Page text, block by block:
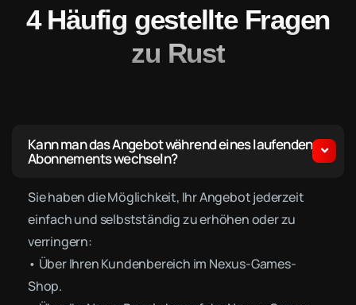
4 Häufig gestellte Fragen
zu Rust
Kann man das Angebot während eines laufenden
Abonnements wechseln?
Sie haben die Möglichkeit, Ihr Angebot jederzeit
einfach und selbstständig zu erhöhen oder zu
verringern:
• Über Ihren Kundenbereich im Nexus-Games-
Shop.